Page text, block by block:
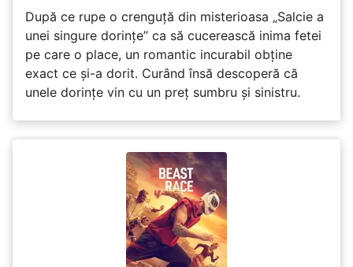
După ce rupe o crenguță din misterioasa „Salcie a
unei singure dorințe” ca să cucerească inima fetei
pe care o place, un romantic incurabil obține
exact ce și-a dorit. Curând însă descoperă că
unele dorințe vin cu un preț sumbru și sinistru.